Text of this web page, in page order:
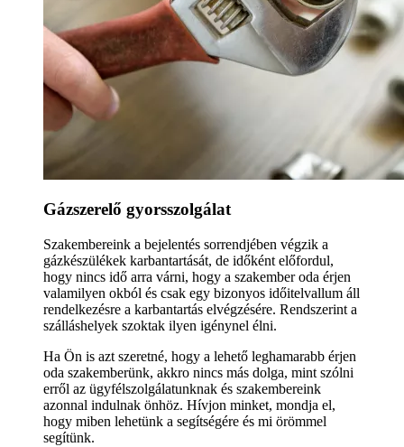
Gázszerelő gyorsszolgálat
Szakembereink a bejelentés sorrendjében végzik a
gázkészülékek karbantartását, de időként előfordul,
hogy nincs idő arra várni, hogy a szakember oda érjen
valamilyen okból és csak egy bizonyos időitelvallum áll
rendelkezésre a karbantartás elvégzésére. Rendszerint a
szálláshelyek szoktak ilyen igénynel élni.
Ha Ön is azt szeretné, hogy a lehető leghamarabb érjen
oda szakemberünk, akkro nincs más dolga, mint szólni
erről az ügyfélszolgálatunknak és szakembereink
azonnal indulnak önhöz. Hívjon minket, mondja el,
hogy miben lehetünk a segítségére és mi örömmel
segítünk.